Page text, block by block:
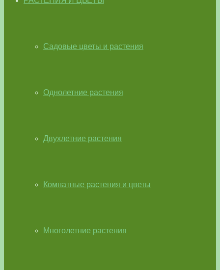
Садовые цветы и растения
Однолетние растения
Двухлетние растения
Комнатные растения и цветы
Многолетние растения